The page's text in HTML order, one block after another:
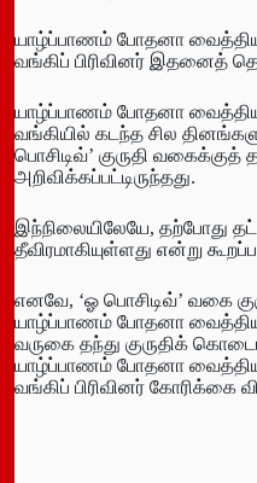
யாழ்ப்பாணம் போதனா
வங்கிப் பிரிவினர் இதனைத்
யாழ்ப்பாணம் போதனா
வங்கியில் கடந்த சில
பொசிடிவ்’ குருதி வகைக்குத்
அறிவிக்கப்பட்டிருந்தது.
இந்நிலையிலேயே, தற்போது
தீவிரமாகியுள்ளது என்று
எனவே, ‘ஓ பொசிடிவ்’ வகை
யாழ்ப்பாணம் போதனா
வருகை தந்து குருதிக்
யாழ்ப்பாணம் போதனா
வங்கிப் பிரிவினர் கோரிக்கை